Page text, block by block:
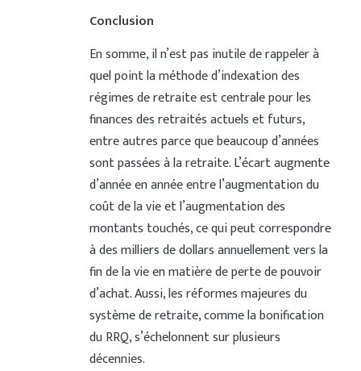
Conclusion
En somme, il n’est pas inutile de rappeler à
quel point la méthode d’indexation des
régimes de retraite est centrale pour les
finances des retraités actuels et futurs,
entre autres parce que beaucoup d’années
sont passées à la retraite. L’écart augmente
d’année en année entre l’augmentation du
coût de la vie et l’augmentation des
montants touchés, ce qui peut correspondre
à des milliers de dollars annuellement vers la
fin de la vie en matière de perte de pouvoir
d’achat. Aussi, les réformes majeures du
système de retraite, comme la bonification
du RRQ, s’échelonnent sur plusieurs
décennies.